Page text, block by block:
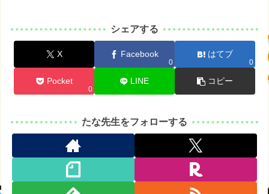
シェアする
X Facebook
0
はてブ
0
Pocket
0
LINE コピー
たな先生をフォローする